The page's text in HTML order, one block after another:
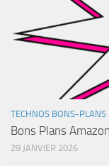
TECHNOS BONS-PLANS
Bons Plans
29 JANVIER 2026